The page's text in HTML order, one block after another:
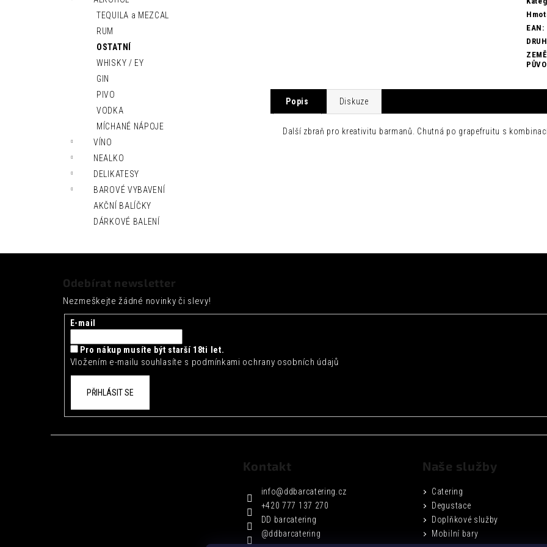
TEQUILA a MEZCAL
RUM
OSTATNÍ
WHISKY / EY
GIN
PIVO
VODKA
MÍCHANÉ NÁPOJE
VÍNO
NEALKO
DELIKATESY
BAROVÉ VYBAVENÍ
AKČNÍ BALÍČKY
DÁRKOVÉ BALENÍ
EAN :
DRUH
ZEMĚ
Popis Diskuze
Další zbraň pro kreativitu barmanů. Chutná po grapefruitu s
Odebírat newsletter
Nezmeškejte žádné novinky či slevy!
E-mail
Pro nákup musíte být starší 18ti let.
Vložením e-mailu souhlasíte s podmínkami ochrany osobních údajů
PŘIHLÁSIT SE
Kontakt
info@ddbarcatering.cz
+420 777 137 270
DD barcatering
@ddbarcatering
Naše služby
Catering
Degustace
Doplňkové služby
Mobilní bary